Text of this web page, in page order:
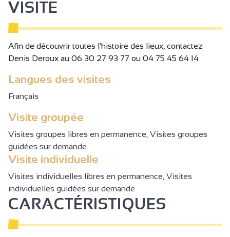
VISITE
Afin de découvrir toutes l'histoire des lieux, contactez
Denis Deroux au 06 30 27 93 77 ou 04 75 45 64 14
Langues des visites
Français
Visite groupée
Visites groupes libres en permanence, Visites groupes
guidées sur demande
Visite individuelle
Visites individuelles libres en permanence, Visites
individuelles guidées sur demande
CARACTÉRISTIQUES